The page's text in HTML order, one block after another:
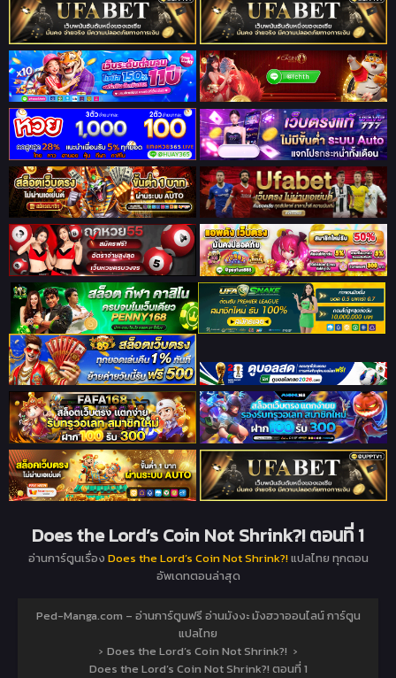
Does the Lord’s Coin Not Shrink?! ตอนที่ 1
อ่านการ์ตูนเรื่อง Does the Lord’s Coin Not Shrink?!แปลไทย ทุกตอน
อัพเดทตอนล่าสุด
Ped-Manga.com – อ่านการ์ตูนฟรี อ่านมังงะ มังฮวาออนไลน์ การ์ตูน
แปลไทย
› Does the Lord’s Coin Not Shrink?! ›
Does the Lord’s Coin Not Shrink?! ตอนที่ 1